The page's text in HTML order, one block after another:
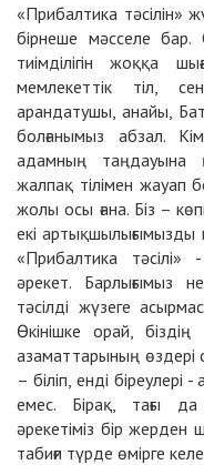
«Прибалтика тәсілін»
бірнеше мәсселе
тиімділігін жоққа
мемлекеттік тіл,
арандатушы, анайы,
болғанымыз абзал.
адамның таңдауына
жалпақ тілімен жауап
жолы осы ғана. Біз –
екі артықшылығымызды
«Прибалтика тәсілі»
әрекет. Барлығымыз
тәсілді жүзеге
Өкінішке орай,
азаматтарының өздері
– біліп, енді
емес. Бірақ, тағы да
әрекетіміз бір жерден
табиғи түрде өмірге